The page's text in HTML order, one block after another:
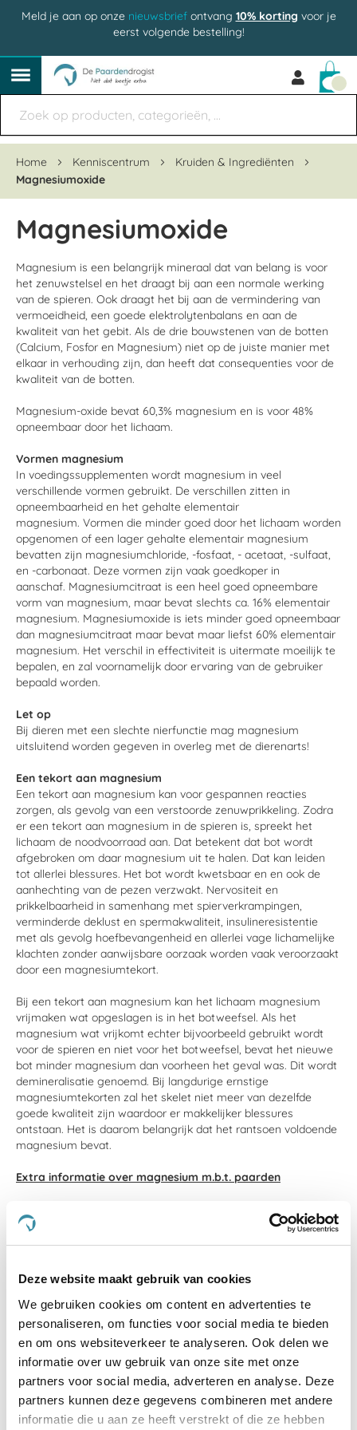
Deze website maakt gebruik van cookies
We gebruiken cookies om content en advertenties te
personaliseren, om functies voor social media te bieden
en om ons websiteverkeer te analyseren. Ook delen we
informatie over uw gebruik van onze site met onze
partners voor social media, adverteren en analyse. Deze
partners kunnen deze gegevens combineren met andere
informatie die u aan ze heeft verstrekt of die ze hebben
Meld je aan op onze nieuwsbriefontvang 10% korting voor je
eerst volgende bestelling!
Home Kenniscentrum
Kruiden & Ingrediënten
Magnesiumoxide
Magnesiumoxide
Magnesium is een belangrijk mineraal dat van belang is voor
het zenuwstelsel en het draagt bij aan een normale werking
van de spieren. Ook draagt het bij aan de vermindering van
vermoeidheid, een goede elektrolytenbalans en aan de
kwaliteit van het gebit. Als de drie bouwstenen van de botten
(Calcium, Fosfor en Magnesium) niet op de juiste manier met
elkaar in verhouding zijn, dan heeft dat consequenties voor de
kwaliteit van de botten.
Magnesium-oxide bevat 60,3% magnesium en is voor 48%
opneembaar door het lichaam.
Vormen magnesium
In voedingssupplementen wordt magnesium in veel
verschillende vormen gebruikt. De verschillen zitten in
opneembaarheid en het gehalte elementair
magnesium. Vormen die minder goed door het lichaam worden
opgenomen of een lager gehalte elementair magnesium
bevatten zijn magnesiumchloride, -fosfaat, - acetaat, -sulfaat,
en -carbonaat. Deze vormen zijn vaak goedkoper in
aanschaf. Magnesiumcitraat is een heel goed opneembare
vorm van magnesium, maar bevat slechts ca. 16% elementair
magnesium. Magnesiumoxide is iets minder goed opneembaar
dan magnesiumcitraat maar bevat maar liefst 60% elementair
magnesium. Het verschil in effectiviteit is uitermate moeilijk te
bepalen, en zal voornamelijk door ervaring van de gebruiker
bepaald worden.
Let op
Bij dieren met een slechte nierfunctie mag magnesium
uitsluitend worden gegeven in overleg met de dierenarts!
Een tekort aan magnesium
Een tekort aan magnesium kan voor gespannen reacties
zorgen, als gevolg van een verstoorde zenuwprikkeling. Zodra
er een tekort aan magnesium in de spieren is, spreekt het
lichaam de noodvoorraad aan. Dat betekent dat bot wordt
afgebroken om daar magnesium uit te halen. Dat kan leiden
tot allerlei blessures. Het bot wordt kwetsbaar en en ook de
aanhechting van de pezen verzwakt. Nervositeit en
prikkelbaarheid in samenhang met spierverkrampingen,
verminderde deklust en spermakwaliteit, insulineresistentie
met als gevolg hoefbevangenheid en allerlei vage lichamelijke
klachten zonder aanwijsbare oorzaak worden vaak veroorzaakt
door een magnesiumtekort.
Bij een tekort aan magnesium kan het lichaam magnesium
vrijmaken wat opgeslagen is in het botweefsel. Als het
magnesium wat vrijkomt echter bijvoorbeeld gebruikt wordt
voor de spieren en niet voor het botweefsel, bevat het nieuwe
bot minder magnesium dan voorheen het geval was. Dit wordt
demineralisatie genoemd. Bij langdurige ernstige
magnesiumtekorten zal het skelet niet meer van dezelfde
goede kwaliteit zijn waardoor er makkelijker blessures
ontstaan. Het is daarom belangrijk dat het rantsoen voldoende
magnesium bevat.
Extra informatie over magnesium m.b.t. paarden
Basisbehoefte per dag per 100 kilo lichaamsgewicht:
Een paard krijgt magnesium binnen via zijn voer en eventuele
overschotten worden via de urine uitgeplast. Sportpaarden
hebben een grotere behoefte aan magnesium. Door te zweten
verliest een paard niet alleen zouten, maar ook magnesium.
Hoe meer beweging en hoe meer zweet, hoe groter de
behoefte aan magnesium. Magnesium komt vooral voor in
gras en kwalitatief goed ruwvoer. Maar omdat de bodem
steeds armer wordt, worden de gehaltes van belangrijke
mineralen wel steeds lager. Paarden die aan de diarree zijn,